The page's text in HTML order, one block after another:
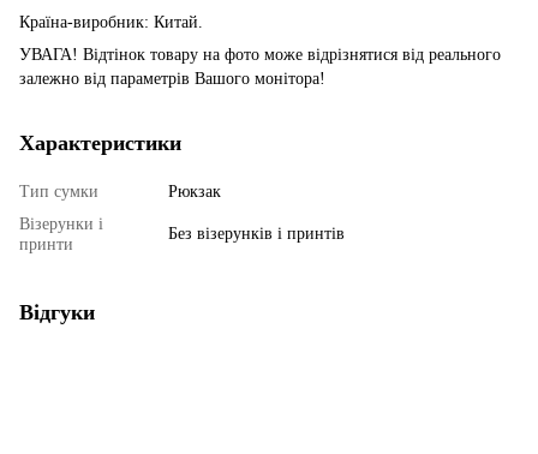
Країна-виробник: Китай.
УВАГА! Відтінок товару на фото може відрізнятися від реального
залежно від параметрів Вашого монітора!
Характеристики
Тип сумки
Рюкзак
Візерунки і
принти
Без візерунків і принтів
Відгуки